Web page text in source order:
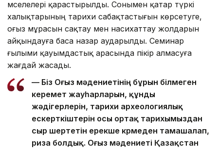
мәселелері қарастырылды. Сонымен қатар түркі
халықтарының тарихи сабақтастығын көрсетуге,
оғыз мұрасын сақтау мен насихаттау жолдарын
айқындауға баса назар аударылды. Семинар
ғылыми қауымдастық арасында пікір алмасуға
жағдай жасады.
— Біз Оғыз мәдениетінің бұрын білмеген
керемет жауһарларын, құнды
жәдігерлерін, тарихи археологиялық
ескерткіштерін осы ортақ тарихымыздан
сыр шертетін ерекше көрмеден тамашалап,
риза болдық. Оғыз мәдениеті Қазақстан